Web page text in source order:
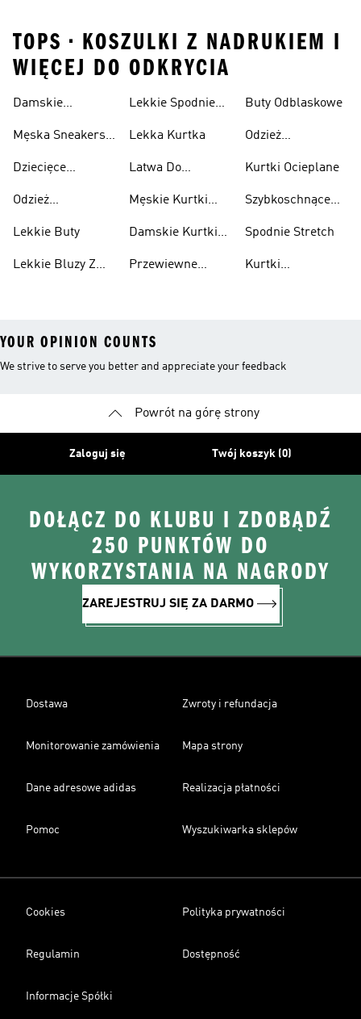
TOPS • KOSZULKI Z NADRUKIEM I
WIĘCEJ DO ODKRYCIA
Damskie
Przewiewne
Męska Sneakersy
Dziecięce
Przewiewne
Odzież
Lekkie Buty
Lekkie Bluzy Z
Lekkie Spodnie
Lekka Kurtka
Latwa Do
Kurtki
Męskie Kurtki
Damskie Kurtki
Przewiewne
Buty Odblaskowe
Odzież
Kurtki Ocieplane
Szybkoschnące
Spodnie Stretch
Kurtki
YOUR OPINION COUNTS
We strive to serve you better and appreciate your feedback
Powrót na górę strony
Zaloguj się Twój koszyk (0)
DOŁĄCZ DO KLUBU I ZDOBĄDŹ
250 PUNKTÓW DO
WYKORZYSTANIA NA NAGRODY
ZAREJESTRUJ SIĘ ZA DARMO
Dostawa Zwroty i refundacja
Monitorowanie zamówienia Mapa strony
Dane adresowe adidas Realizacja płatności
Pomoc Wyszukiwarka sklepów
Cookies Polityka prywatności
Regulamin Dostępność
Informacje Spółki